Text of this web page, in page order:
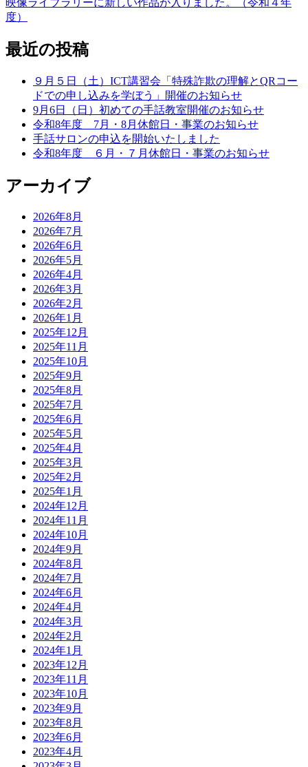
度）
最近の投稿
９月５日（土）ICT講習会「特殊詐欺の理解とQRコー
ドでの申し込みを学ぼう」開催のお知らせ
9月6日（日）初めての手話教室開催のお知らせ
令和8年度 7月・8月休館日・事業のお知らせ
手話サロンの申込を開始いたしました
令和8年度 ６月・７月休館日・事業のお知らせ
アーカイブ
2026年8月
2026年7月
2026年6月
2026年5月
2026年4月
2026年3月
2026年2月
2026年1月
2025年12月
2025年11月
2025年10月
2025年9月
2025年8月
2025年7月
2025年6月
2025年5月
2025年4月
2025年3月
2025年2月
2025年1月
2024年12月
2024年11月
2024年10月
2024年9月
2024年8月
2024年7月
2024年6月
2024年4月
2024年3月
2024年2月
2024年1月
2023年12月
2023年11月
2023年10月
2023年9月
2023年8月
2023年6月
2023年4月